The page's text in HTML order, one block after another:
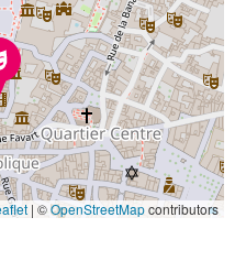
| ©OpenStreetMapcontributors